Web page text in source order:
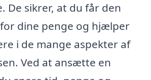
De sikrer, at du får den
dine penge og hjælper
i de mange aspekter af
Ved at ansætte en